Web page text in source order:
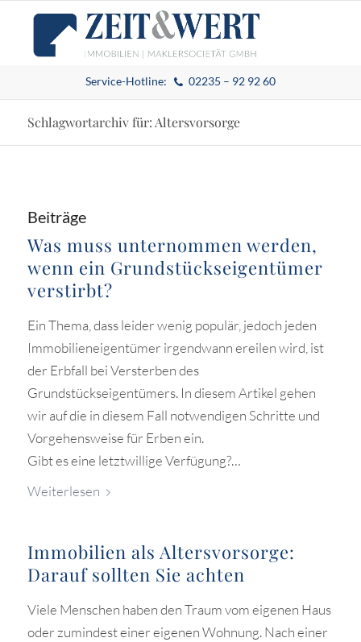
Service-Hotline: 02235 – 92 92 60
Schlagwortarchiv für: Altersvorsorge
Beiträge
Was muss unternommen werden,
wenn ein Grundstückseigentümer
verstirbt?
Ein Thema, dass leider wenig populär, jedoch jeden
Immobilieneigentümer irgendwann ereilen wird, ist
der Erbfall bei Versterben des
Grundstückseigentümers. In diesem Artikel gehen
wir auf die in diesem Fall notwendigen Schritte und
Vorgehensweise für Erben ein.
Gibt es eine letztwillige Verfügung?…
Weiterlesen
Immobilien als Altersvorsorge:
Darauf sollten Sie achten
Viele Menschen haben den Traum vom eigenen Haus
oder zumindest einer eigenen Wohnung. Nach einer